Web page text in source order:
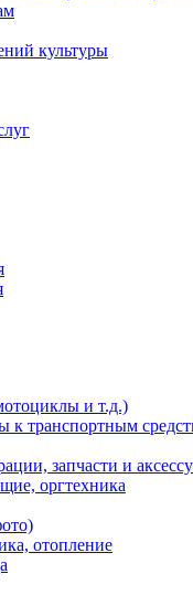
культуры
и т.д.)
к транспортным
запчасти и
оргтехника
отопление